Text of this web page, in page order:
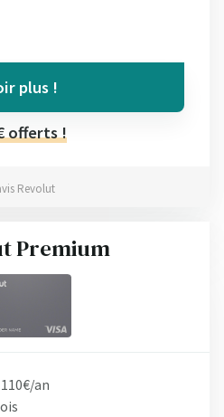
plus !
offerts !
Revolut
Premium
an